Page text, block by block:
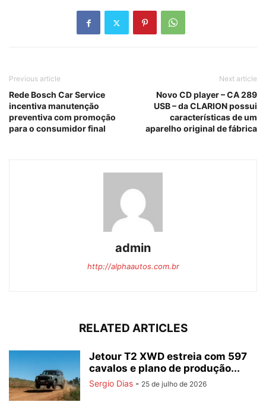
Previous article
Rede Bosch Car Service
incentiva manutenção
preventiva com promoção
para o consumidor final
Next article
Novo CD player – CA 289
USB – da CLARION possui
características de um
aparelho original de fábrica
admin
http://alphaautos.com.br
RELATED ARTICLES
Jetour T2 XWD estreia com 597
cavalos e plano de produção...
Sergio Dias - 25 de julho de 2026